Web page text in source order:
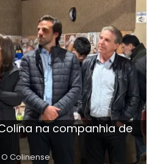
na companhia de
Author
O Colinense